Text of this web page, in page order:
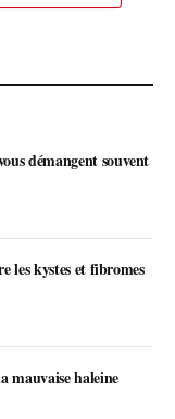
démangent souvent
les kystes et fibromes
mauvaise haleine